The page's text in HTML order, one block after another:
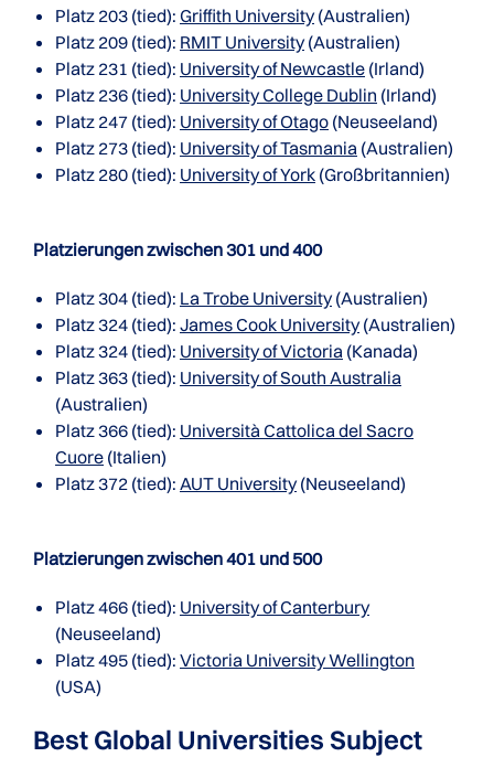
Platz 203 (tied): Griffith University(Australien)
Platz 209 (tied): RMIT University(Australien)
Platz 231 (tied): University of Newcastle (Irland)
Platz 236 (tied): University College Dublin (Irland)
Platz 247 (tied): University of Otago (Neuseeland)
Platz 273 (tied): University of Tasmania (Australien)
Platz 280 (tied): University of York (Großbritannien)
Platzierungen zwischen 301 und 400
Platz 304 (tied): La Trobe University(Australien)
Platz 324 (tied): James Cook University(Australien)
Platz 324 (tied): University of Victoria (Kanada)
Platz 363 (tied): University of South Australia
(Australien)
Platz 366 (tied): Università Cattolica del Sacro
Cuore (Italien)
Platz 372 (tied): AUT University(Neuseeland)
Platzierungen zwischen 401 und 500
Platz 466 (tied): University of Canterbury
(Neuseeland)
Platz 495 (tied): Victoria University Wellington
(USA)
Best Global Universities Subject